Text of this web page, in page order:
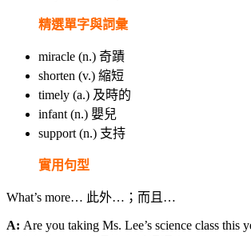
精選單字與詞彙
miracle (n.) 奇蹟
shorten (v.) 縮短
timely (a.) 及時的
infant(n.) 嬰兒
support(n.) 支持
實用句型
What’s more… 此外…；而且…
A: Are you taking Ms. Lee’s science class this